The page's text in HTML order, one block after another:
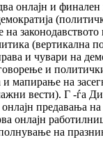
онлајн и
на
(вертикална
и чувари на
и
и мапирање на
вести). Г -ѓа
предавања на
онлајн
на